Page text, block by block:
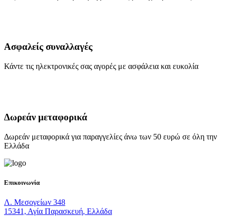
Ασφαλείς συναλλαγές
Κάντε τις ηλεκτρονικές σας αγορές με ασφάλεια και ευκολία
Δωρεάν μεταφορικά
Δωρεάν μεταφορικά για παραγγελίες άνω των 50 ευρώ σε όλη την
Ελλάδα
Επικοινωνία
Λ. Μεσογείων 348
15341, Αγία Παρασκευή, Ελλάδα